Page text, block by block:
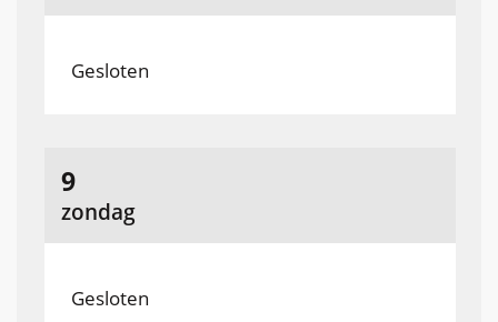
Gesloten
zondag
9
augustus
2026
Gesloten